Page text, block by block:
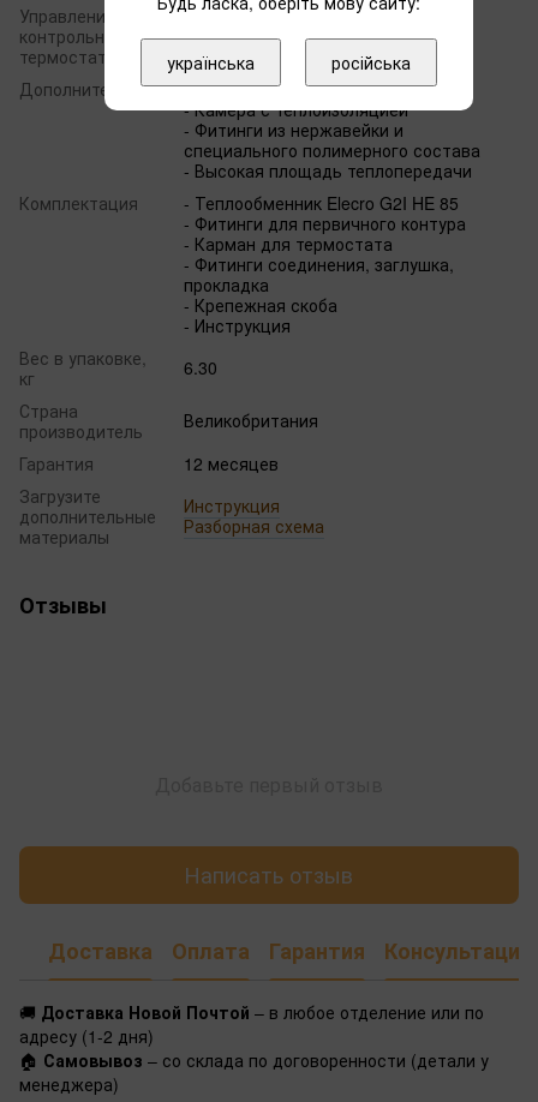
Управление
контрольным
термостатом
Аналоговое и цифровое
Дополнительно
- Полиамидная решетка
- Камера с теплоизоляцией
- Фитинги из нержавейки и
специального полимерного состава
- Высокая площадь теплопередачи
Комплектация
- Теплообменник Elecro G2I HE 85
- Фитинги для первичного контура
- Карман для термостата
- Фитинги соединения, заглушка,
прокладка
- Крепежная скоба
- Инструкция
Вес в упаковке,
кг
6.30
Страна
производитель
Великобритания
Гарантия
12 месяцев
Загрузите
дополнительные
материалы
Инструкция
Разборная схема
Отзывы
Написать отзыв
Доставка Оплата Гарантия Консультация
🚚 Доставка Новой Почтой – в любое отделение или по
адресу (1-2 дня)
🏠 Самовывоз – со склада по договоренности (детали у
менеджера)
українська російська